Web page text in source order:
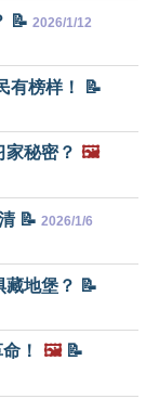
📝 2026/1/12
有榜样！ 📝
秘密？ 🖼️
📝 2026/1/6
藏地堡？ 📝
！ 🖼️📝